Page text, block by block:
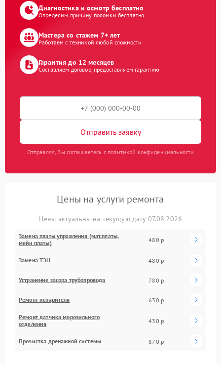
Диагностика и осмотр бесплатно
Определим причину поломки бесплатно
Мастера со стажем 7+ лет
Работаем с техникой любой сложности
Гарантия до 12 месяцев
Составляем договор, предоставляем гарантию
Отправить заявку
Отправляя, Вы соглашаетесь с политикой конфиденциальности
Цены на услуги ремонта
Цены актуальны на текущую дату 07.08.2026
Замена платы управления (мат.платы,
мейн платы)
480 р
Замена ТЭН 480 р
Устранение засора трубопровода 780 р
Ремонт испарителя 630 р
Ремонт датчика морозильного
отделения
430 р
Прочистка дренажной системы 870 р